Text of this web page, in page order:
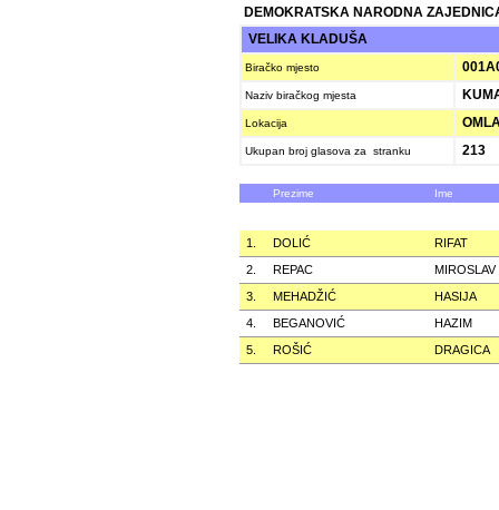
DEMOKRATSKA NARODNA
VELIKA KLADUŠA
Biračko mjesto
Naziv biračkog mjesta
Lokacija
Ukupan broj glasova za stranku 213
Prezime Ime
1. DOLIĆ
RIFAT
2.
REPAC
MIROSLAV
3.
MEHADŽIĆ
HASIJA
4.
BEGANOVIĆ
HAZIM
5.
ROŠIĆ DRAGICA